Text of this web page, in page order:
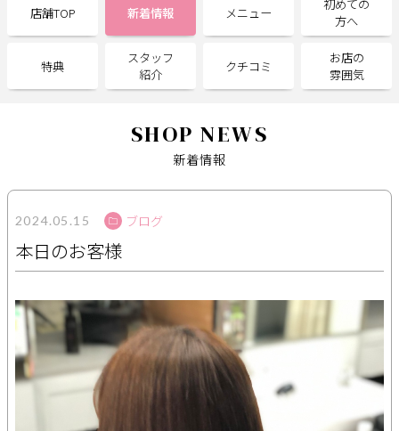
サポート
よくある質問
利用規約
お知らせ
掲載店様
掲載のご案内
掲載店様ログイン
閉じる
店舗TOP 新着情報 メニュー
初めての
方へ
特典
スタッフ
紹介
クチコミ
お店の
雰囲気
SHOP NEWS
新着情報
2024.05.15 ブログ
本日のお客様